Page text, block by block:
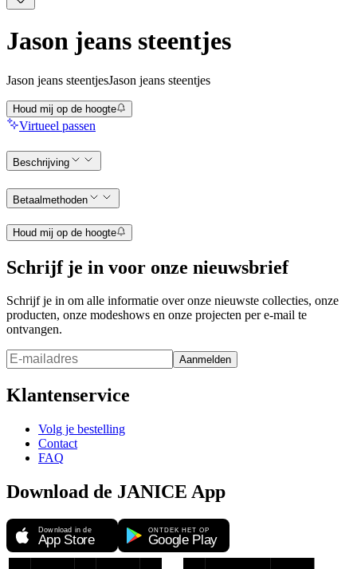
Jason jeans steentjes
Jason jeans steentjesJason jeans steentjes
Houd mij op de hoogte
Virtueel passen
Beschrijving
Betaalmethoden
Houd mij op de hoogte
Schrijf je in voor onze nieuwsbrief
Schrijf je in om alle informatie over onze nieuwste collecties, onze
producten, onze modeshows en onze projecten per e-mail te
ontvangen.
Aanmelden
Klantenservice
Volg je bestelling
Contact
FAQ
Download de JANICE App